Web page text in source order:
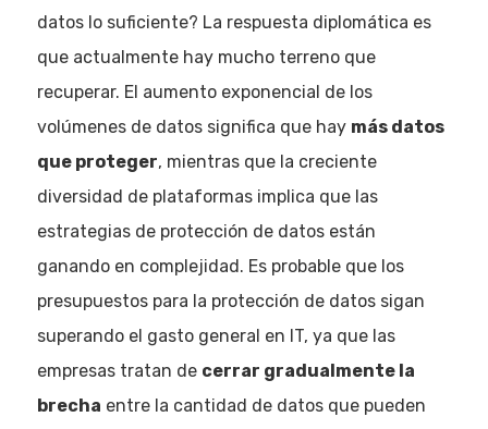
datos lo suficiente? La respuesta diplomática es
que actualmente hay mucho terreno que
recuperar. El aumento exponencial de los
volúmenes de datos significa que hay más datos
que proteger, mientras que la creciente
diversidad de plataformas implica que las
estrategias de protección de datos están
ganando en complejidad. Es probable que los
presupuestos para la protección de datos sigan
superando el gasto general en IT, ya que las
empresas tratan de cerrar gradualmente la
brecha entre la cantidad de datos que pueden